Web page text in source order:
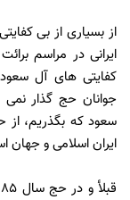
از بسيارى از بى
ايرانى در مراسم
كفايتى هاى آل
جوانان حج گذار نمى
سعود كه بگذريم، از
ايران اسلامى و جهان